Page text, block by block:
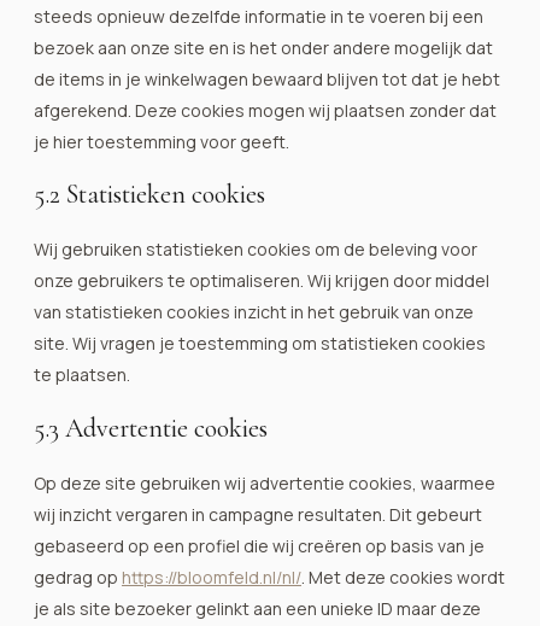
steeds opnieuw dezelfde informatie in te voeren bij een
bezoek aan onze site en is het onder andere mogelijk dat
de items in je winkelwagen bewaard blijven tot dat je hebt
afgerekend. Deze cookies mogen wij plaatsen zonder dat
je hier toestemming voor geeft.
5.2 Statistieken cookies
Wij gebruiken statistieken cookies om de beleving voor
onze gebruikers te optimaliseren. Wij krijgen door middel
van statistieken cookies inzicht in het gebruik van onze
site. Wij vragen je toestemming om statistieken cookies
te plaatsen.
5.3 Advertentie cookies
Op deze site gebruiken wij advertentie cookies, waarmee
wij inzicht vergaren in campagne resultaten. Dit gebeurt
gebaseerd op een profiel die wij creëren op basis van je
gedrag op https://bloomfeld.nl/nl/ . Met deze cookies wordt
je als site bezoeker gelinkt aan een unieke ID maar deze